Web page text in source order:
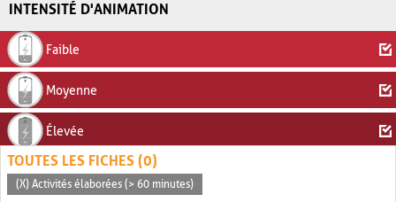
INTENSITÉ D'ANIMATION
Faible
Moyenne
Élevée
TOUTES LES FICHES (0)
(X) Activités élaborées (> 60 minutes)